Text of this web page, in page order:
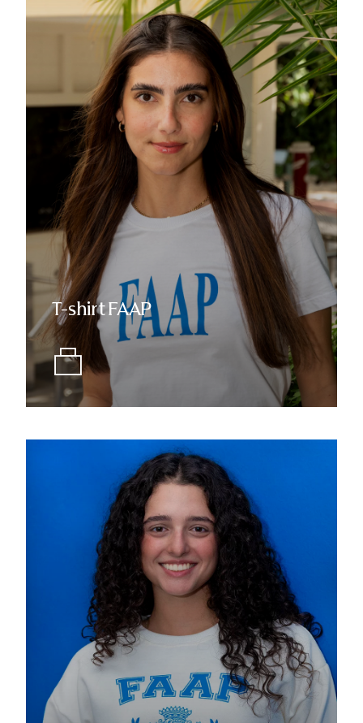
T-shirt FAAP